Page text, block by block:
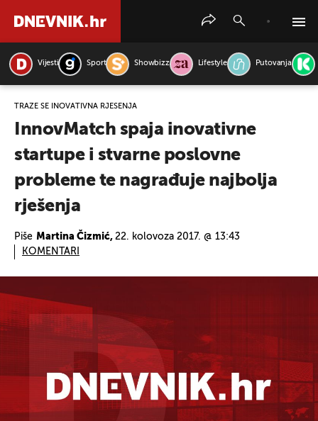
Vijesti Sport Showbizz Lifestyle Putovanja
TRAŽE SE INOVATIVNA RJEŠENJA
InnovMatch spaja inovativne
startupe i stvarne poslovne
probleme te nagrađuje najbolja
rješenja
Piše Martina Čizmić, 22. kolovoza 2017. @ 13:43
KOMENTARI
PRETRAŽITE VIJESTI